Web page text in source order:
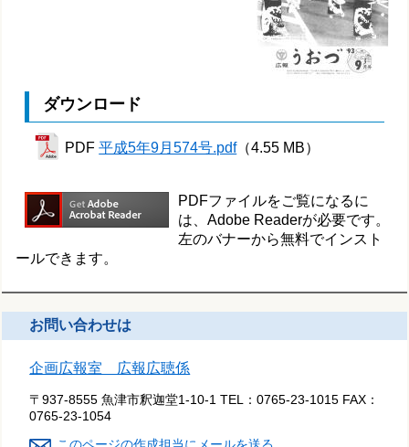
ダウンロード
PDF平成5年9月574号.pdf（4.55 MB）
PDFファイルをご覧になるに
は、Adobe Readerが必要です。
左のバナーから無料でインスト
ールできます。
お問い合わせは
企画広報室 広報広聴係
〒937-8555 魚津市釈迦堂1-10-1 TEL：0765-23-1015 FAX：
0765-23-1054